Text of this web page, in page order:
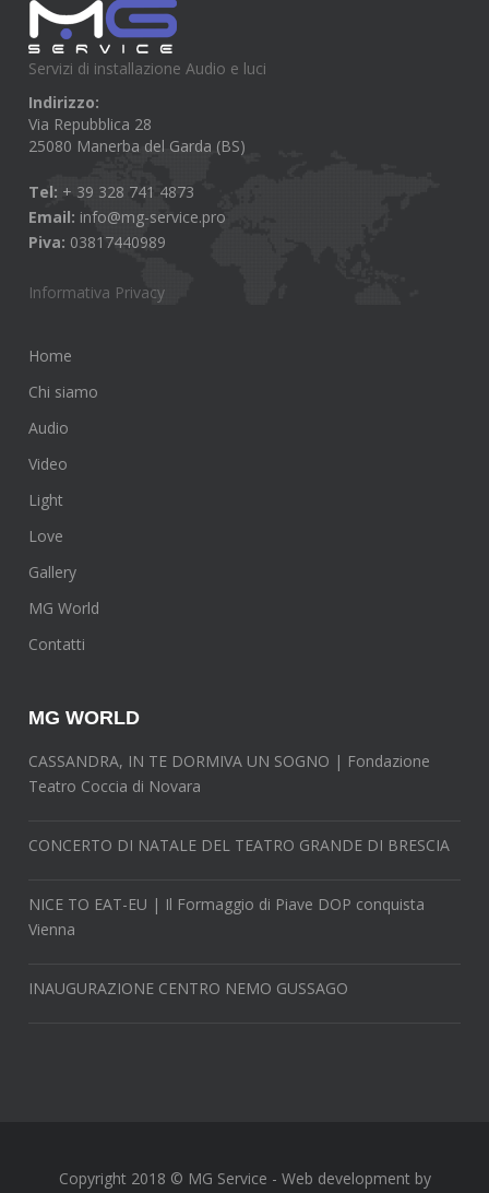
Servizi di installazione Audio e luci
Indirizzo:
Via Repubblica 28
25080 Manerba del Garda (BS)
Tel: + 39 328 741 4873
Email: info@mg-service.pro
Piva: 03817440989
Informativa Privacy
Home
Chi siamo
Audio
Video
Light
Love
Gallery
MG World
Contatti
MG WORLD
CASSANDRA, IN TE DORMIVA UN SOGNO | Fondazione
Teatro Coccia di Novara
CONCERTO DI NATALE DEL TEATRO GRANDE DI BRESCIA
NICE TO EAT-EU | Il Formaggio di Piave DOP conquista
Vienna
INAUGURAZIONE CENTRO NEMO GUSSAGO
Copyright 2018 © MG Service - Web development by